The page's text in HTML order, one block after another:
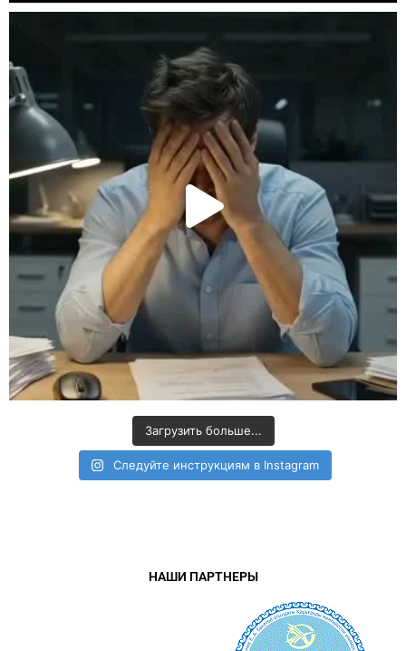
Загрузить больше...
Следуйте инструкциям в Instagram
НАШИ ПАРТНЕРЫ